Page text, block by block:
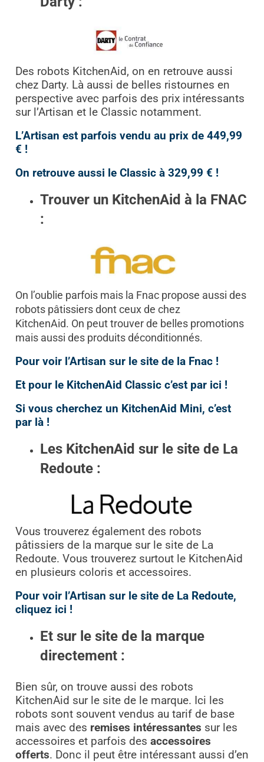
Des robots KitchenAid, on en retrouve aussi
chez Darty. Là aussi de belles ristournes en
perspective avec parfois des prix intéressants
sur l’Artisan et le Classic notamment.
L’Artisan est parfois vendu au prix de 449,99
€ !
On retrouve aussi le Classic à 329,99 € !
Trouver un KitchenAid à la FNAC
:
On l’oublie parfois mais la Fnac propose aussi des
robots pâtissiers dont ceux de chez
KitchenAid. On peut trouver de belles promotions
mais aussi des produits déconditionnés.
Pour voir l’Artisan sur le site de la Fnac !
Et pour le KitchenAid Classic c’est par ici !
Si vous cherchez un KitchenAid Mini, c’est
par là !
Les KitchenAid sur le site de La
Redoute :
Vous trouverez également des robots
pâtissiers de la marque sur le site de La
Redoute. Vous trouverez surtout le KitchenAid
en plusieurs coloris et accessoires.
Pour voir l’Artisan sur le site de La Redoute,
cliquez ici !
Et sur le site de la marque
directement :
Bien sûr, on trouve aussi des robots
KitchenAid sur le site de le marque. Ici les
robots sont souvent vendus au tarif de base
mais avec des remises intéressantes sur les
accessoires et parfois des accessoires
offerts. Donc il peut être intéressant aussi d’en